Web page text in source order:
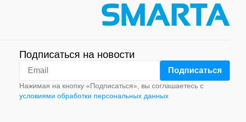
Подписаться на новости
Нажимая на кнопку «Подписаться», вы соглашаетесь с
условиями обработки персональных данных